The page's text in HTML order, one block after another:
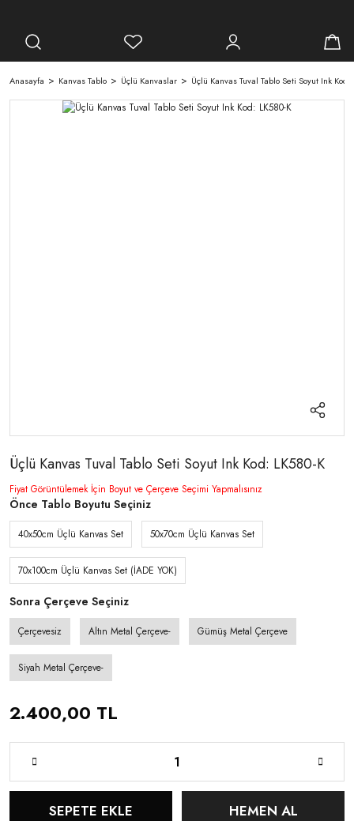
Anasayfa Kanvas Tablo Üçlü Kanvaslar Üçlü Kanvas Tuval Tablo Seti Soyut Ink Kod:
Üçlü Kanvas Tuval Tablo Seti Soyut Ink Kod: LK580-K
Fiyat Görüntülemek İçin Boyut ve Çerçeve Seçimi Yapmalısınız
Önce Tablo Boyutu Seçiniz
40x50cm Üçlü Kanvas Set 50x70cm Üçlü Kanvas Set
70x100cm Üçlü Kanvas Set (İADE YOK)
Sonra Çerçeve Seçiniz
Çerçevesiz Altın Metal Çerçeve- Gümüş Metal Çerçeve
Siyah Metal Çerçeve-
2.400,00 TL
SEPETE EKLE HEMEN AL